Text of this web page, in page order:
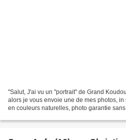
"Salut, J'ai vu un "portrait" de Grand
alors je vous envoie une de mes photos,
en couleurs naturelles, photo garantie